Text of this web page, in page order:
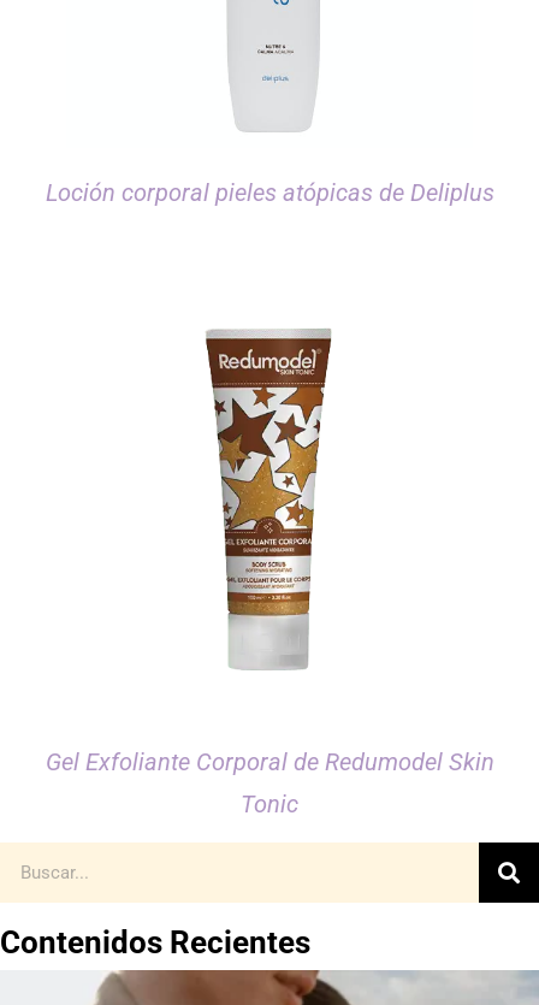
Loción corporal pieles atópicas de Deliplus
Gel Exfoliante Corporal de Redumodel Skin
Tonic
Contenidos Recientes